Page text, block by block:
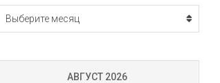
АРХИВ
Выберите месяц
АВГУСТ 2026